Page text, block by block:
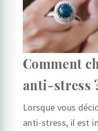
Comment
anti-stress
Lorsque vous
anti-stress, il est